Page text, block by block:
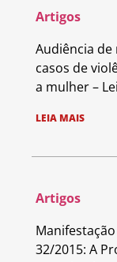
Artigos
Audiência
casos de
a mulher –
LEIA MAIS
Artigos
32/2015: A